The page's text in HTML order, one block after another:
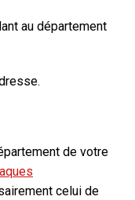
au département
de votre
celui de